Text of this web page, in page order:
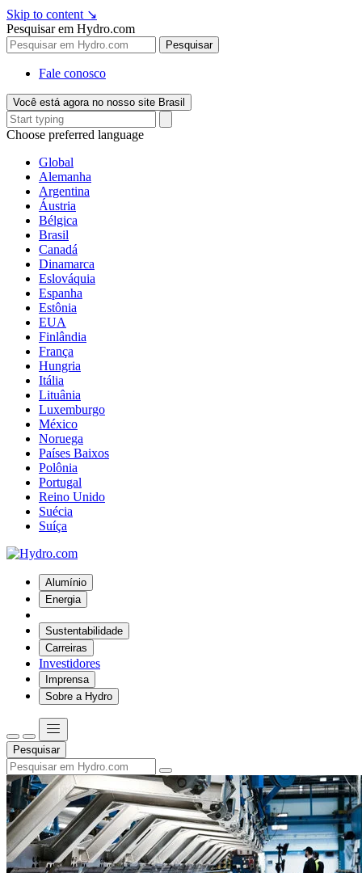
Skip to content ↘
Pesquisar em Hydro.com
Pesquisar
Fale conosco
Você está agora no nosso site Brasil
Choose preferred language
Global
Alemanha
Argentina
Áustria
Bélgica
Brasil
Canadá
Dinamarca
Eslováquia
Espanha
Estônia
EUA
Finlândia
França
Hungria
Itália
Lituânia
Luxemburgo
México
Noruega
Países Baixos
Polônia
Portugal
Reino Unido
Suécia
Suíça
Alumínio
Energia
Sustentabilidade
Carreiras
Investidores
Imprensa
Sobre a Hydro
Pesquisar